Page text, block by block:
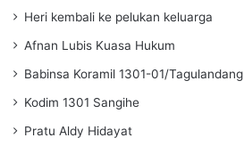
Heri kembali ke pelukan keluarga
Afnan Lubis Kuasa Hukum
Babinsa Koramil 1301-01/Tagulandang
Kodim 1301 Sangihe
Pratu Aldy Hidayat